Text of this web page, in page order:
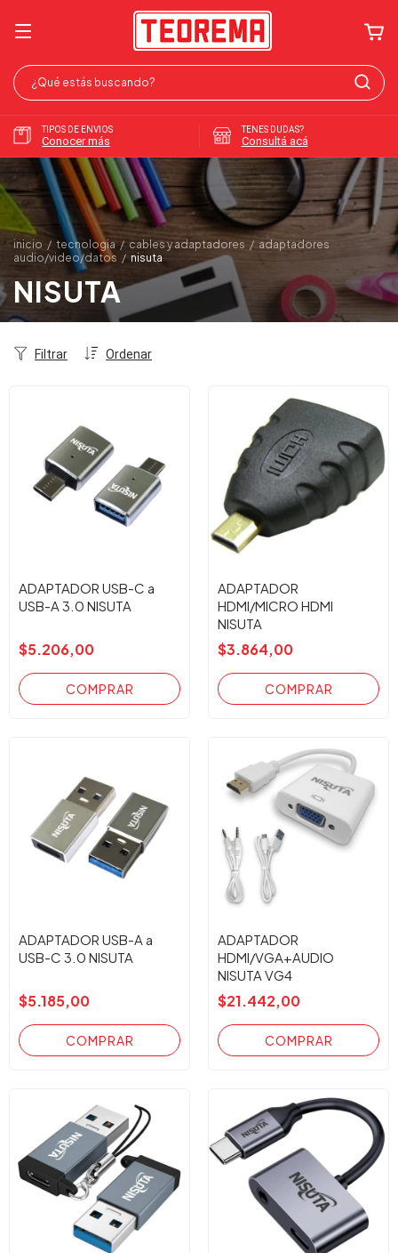
TIPOS DE ENVIOS
Conocer más
TENES DUDAS?
Consultá acá
inicio / tecnologia / cables y adaptadores / adaptadores
audio/video/datos / nisuta
NISUTA
Ordenar
Filtrar
ADAPTADOR USB-C a
USB-A 3.0 NISUTA
$5.206,00
ADAPTADOR
HDMI/MICRO HDMI
NISUTA
$3.864,00
ADAPTADOR USB-A a
USB-C 3.0 NISUTA
$5.185,00
ADAPTADOR
HDMI/VGA+AUDIO
NISUTA VG4
$21.442,00